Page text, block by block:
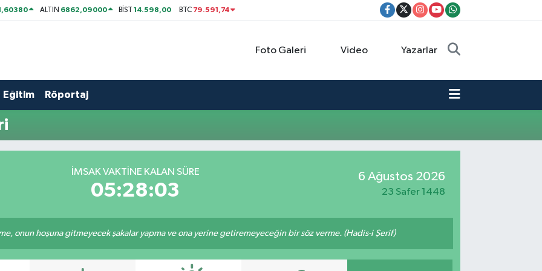
ALTIN 6862,09000 BİST14.598,00 BTC 79.591,74
Foto Galeri Video Yazarlar
Eğitim Röportaj
İMSAK VAKTİNE KALAN SÜRE
05:28:02
6 Ağustos 2026
23 Safer 1448
onun hoşuna gitmeyecek şakalar yapma ve ona yerine getiremeyeceğin bir söz verme. (Hadis-i Şerif)